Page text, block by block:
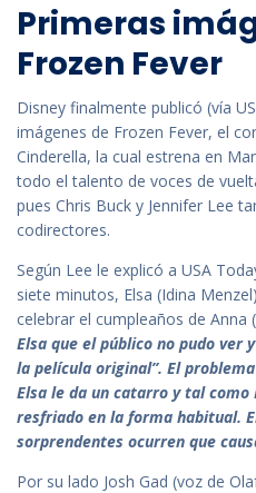
Primeras
Frozen Fever
Disney finalmente publicó (vía
imágenes de Frozen Fever, el
Cinderella, la cual estrena en
todo el talento de voces de
pues Chris Buck y Jennifer Lee
codirectores.
Según Lee le explicó a USA
siete minutos, Elsa (Idina
celebrar el cumpleaños de Anna
Elsa que el público no pudo ver
la película original”. El
Elsa le da un catarro y tal como
resfriado en la forma habitual.
sorprendentes ocurren que
Por su lado Josh Gad (voz de